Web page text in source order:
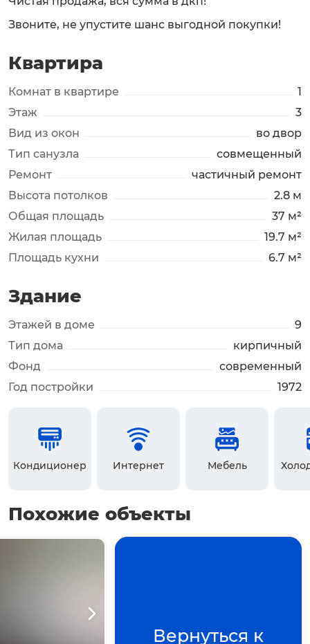
Звоните, не упустите шанс выгодной покупки!
Квартира
Комнат в квартире
1
Этаж
3
Вид из окон
во двор
Тип санузла
совмещенный
Ремонт
частичный ремонт
Высота потолков
2.8 м
Общая площадь
37 м²
Жилая площадь
19.7 м²
Площадь кухни
6.7 м²
Здание
Этажей в доме
9
Тип дома
кирпичный
Фонд
современный
Год постройки
1972
Кондиционер Интернет Мебель
Похожие объекты
Вернуться к